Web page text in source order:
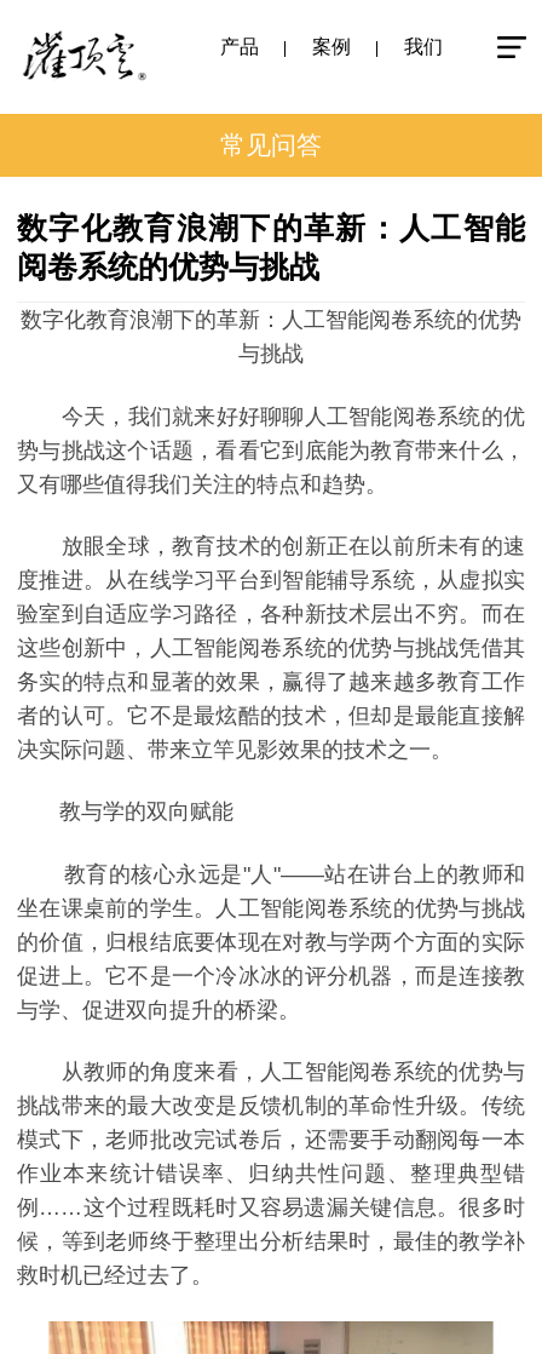
产品 案例 我们
常见问答
数字化教育浪潮下的革新：人工智能
阅卷系统的优势与挑战
数字化教育浪潮下的革新：人工智能阅卷系统的优势
与挑战
今天，我们就来好好聊聊人工智能阅卷系统的优
势与挑战这个话题，看看它到底能为教育带来什么，
又有哪些值得我们关注的特点和趋势。
放眼全球，教育技术的创新正在以前所未有的速
度推进。从在线学习平台到智能辅导系统，从虚拟实
验室到自适应学习路径，各种新技术层出不穷。而在
这些创新中，人工智能阅卷系统的优势与挑战凭借其
务实的特点和显著的效果，赢得了越来越多教育工作
者的认可。它不是最炫酷的技术，但却是最能直接解
决实际问题、带来立竿见影效果的技术之一。
教与学的双向赋能
教育的核心永远是"人"——站在讲台上的教师和
坐在课桌前的学生。人工智能阅卷系统的优势与挑战
的价值，归根结底要体现在对教与学两个方面的实际
促进上。它不是一个冷冰冰的评分机器，而是连接教
与学、促进双向提升的桥梁。
从教师的角度来看，人工智能阅卷系统的优势与
挑战带来的最大改变是反馈机制的革命性升级。传统
模式下，老师批改完试卷后，还需要手动翻阅每一本
作业本来统计错误率、归纳共性问题、整理典型错
例……这个过程既耗时又容易遗漏关键信息。很多时
候，等到老师终于整理出分析结果时，最佳的教学补
救时机已经过去了。